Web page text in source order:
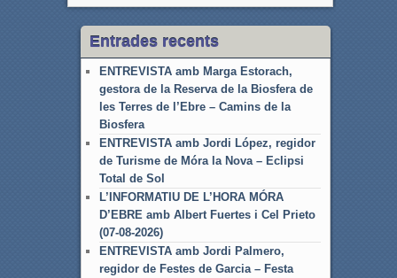
Entrades recents
ENTREVISTA amb Marga Estorach,
gestora de la Reserva de la Biosfera de
les Terres de l’Ebre – Camins de la
Biosfera
ENTREVISTA amb Jordi López, regidor
de Turisme de Móra la Nova – Eclipsi
Total de Sol
L’INFORMATIU DE L’HORA MÓRA
D’EBRE amb Albert Fuertes i Cel Prieto
(07-08-2026)
ENTREVISTA amb Jordi Palmero,
regidor de Festes de Garcia – Festa